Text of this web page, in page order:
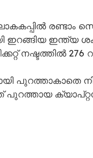
രണ്ടാം
ഇന്ത്യ
നഷ്ടത്തിൽ
പുറത്താകാതെ
പുറത്തായ